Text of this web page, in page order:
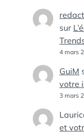
sur
4 mars
GuiM
votre
3 mars
et